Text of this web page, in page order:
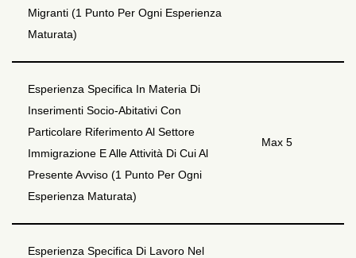
Migranti (1 Punto Per Ogni Esperienza
Maturata)
Esperienza Specifica In Materia Di
Inserimenti Socio-Abitativi Con
Particolare Riferimento Al Settore
Immigrazione E Alle Attività Di Cui Al
Presente Avviso (1 Punto Per Ogni
Esperienza Maturata)
Max 5
Esperienza Specifica Di Lavoro Nel